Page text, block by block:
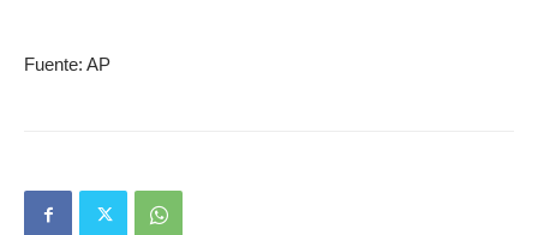
Fuente: AP